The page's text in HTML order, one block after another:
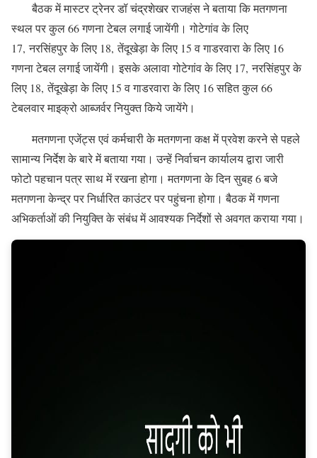
बैठक में मास्टर ट्रेनर डॉ चंद्रशेखर राजहंस ने बताया कि मतगणना
स्थल पर कुल 66 गणना टेबल लगाई जायेंगी। गोटेगांव के लिए
17, नरसिंहपुर के लिए 18, तेंदूखेड़ा के लिए 15 व गाडरवारा के लिए 16
गणना टेबल लगाई जायेंगी। इसके अलावा गोटेगांव के लिए 17, नरसिंहपुर के
लिए 18, तेंदूखेड़ा के लिए 15 व गाडरवारा के लिए 16 सहित कुल 66
टेबलवार माइक्रो आब्जर्वर नियुक्त किये जायेंगे।
मतगणना एजेंट्स एवं कर्मचारी के मतगणना कक्ष में प्रवेश करने से पहले
सामान्य निर्देश के बारे में बताया गया। उन्हें निर्वाचन कार्यालय द्वारा जारी
फोटो पहचान पत्र साथ में रखना होगा। मतगणना के दिन सुबह 6 बजे
मतगणना केन्द्र पर निर्धारित काउंटर पर पहुंचना होगा। बैठक में गणना
अभिकर्ताओं की नियुक्ति के संबंध में आवश्यक निर्देशों से अवगत कराया गया।